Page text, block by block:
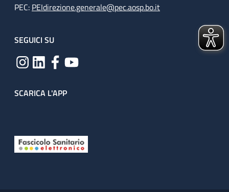
PEC: PEIdirezione.generale@pec.aosp.bo.it
SEGUICI SU
SCARICA L'APP